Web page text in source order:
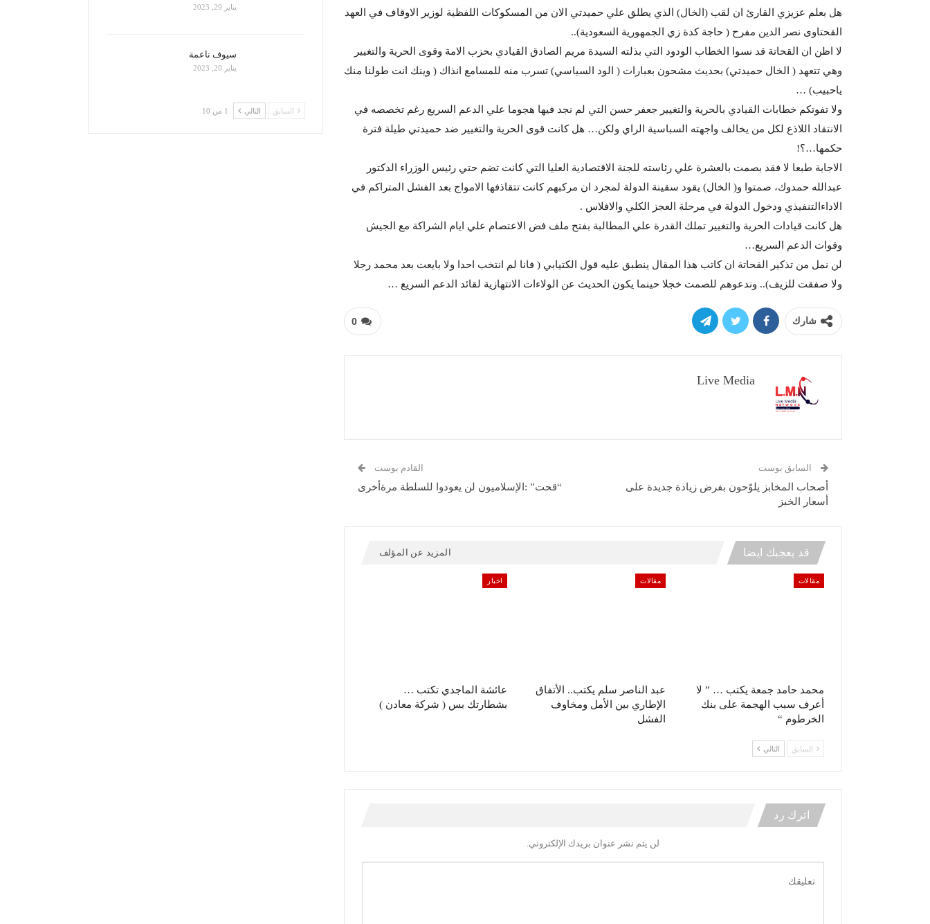
هل بعلم عزيزي القارئ ان لقب (الخال) الذي يطلق علي حميدتي الان من المسكوكات اللفظية لوزير الاوقاف في العهد
القحتاوى نصر الدين مفرح ( حاجة كدة زي الجمهورية السعودية)..
لا اظن ان القحاتة قد نسوا الخطاب الودود التي بذلته السيدة مريم الصادق القيادي بحزب الامة وقوى الحرية والتغيير
وهي تتعهد ( الخال حميدتي) بحديث مشحون بعبارات ( الود السياسي) تسرب منه للمسامع انذاك ( وينك انت طولنا منك
ياحبيب) …
ولا تفوتكم خطابات القيادي بالحرية والتغيير جعفر حسن التي لم نجد فيها هجوما علي الدعم السريع رغم تخصصه في
الانتقاد اللاذع لكل من يخالف واجهته السباسية الراي ولكن… هل كانت قوى الحرية والتغيير ضد حميدتي طيلة فترة
حكمها…؟!
الاجابة طبعا لا فقد بصمت بالعشرة علي رئاسته للجنة الاقتصادية العليا التي كانت تضم حتي رئيس الوزراء الدكتور
عبدالله حمدوك، صمتوا و( الخال) يقود سقينة الدولة لمجرد ان مركبهم كانت تتقاذفها الامواج بعد الفشل المتراكم في
الاداءالتنفيذي ودخول الدولة في مرحلة العجز الكلي والافلاس .
هل كانت قيادات الحرية والتغيير تملك القدرة علي المطالبة بفتح ملف فض الاعتصام علي ايام الشراكة مع الجيش
وقوات الدعم السريع…
لن نمل من تذكير القحاتة ان كاتب هذا المقال ينطبق عليه قول الكتيابي ( فانا لم انتخب احدا ولا بايعت بعد محمد رجلا
ولا صفقت للزيف).. وندعوهم للصمت خجلا حينما يكون الحديث عن الولاءات الانتهازية لقائد الدعم السريع …
0 شارك
Live Media
السابق بوست
أصحاب المخابز يلوّحون بفرض زيادة جديدة على
أسعار الخبز
القادم بوست
“قحت” :الإسلاميون لن يعودوا للسلطة مرةأخرى
قد يعجبك ايضا المزيد عن المؤلف
مقالات
محمد حامد جمعة يكتب … ” لا
أعرف سبب الهجمة على بنك
الخرطوم “
مقالات
عبد الناصر سلم يكتب.. الأتفاق
الإطاري بين الأمل ومخاوف
الفشل
اخبار
عائشة الماجدي تكتب …
بشطارتك بس ( شركة معادن )
السابق التالي
اترك رد
لن يتم نشر عنوان بريدك الإلكتروني.
يناير 29, 2023
سيوف ناعمة
يناير 20, 2023
السابق التالي 1 من 10